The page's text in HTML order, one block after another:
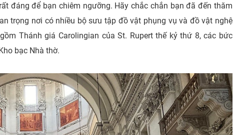
đáng để bạn chiêm ngưỡng. Hãy chắc chắn bạn đã đến thăm
trọng nơi có nhiều bộ sưu tập đồ vật phụng vụ và đồ vật nghệ
Thánh giá Carolingian của St. Rupert thế kỷ thứ 8, các bức
bạc Nhà thờ.